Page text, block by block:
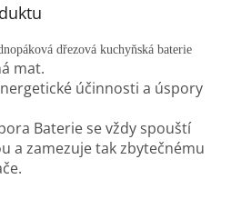
dřezová kuchyňská baterie
mat.
účinnosti a úspory
Baterie se vždy spouští
a zamezuje tak zbytečnému